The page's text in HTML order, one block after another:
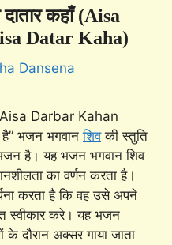
दातार कहाँ (Aisa
Datar Kaha)
Dansena
(Aisa Darbar Kahan
भजन भगवानशिवकी स्तुति
है। यह भजन भगवान शिव
का वर्णन करता है।
करता है कि वह उसे अपने
स्वीकार करे। यह भजन
के दौरान अक्सर गाया जाता